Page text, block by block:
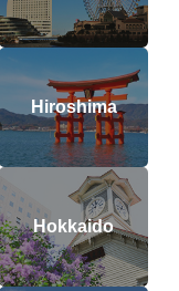
Hiroshima
Hokkaido